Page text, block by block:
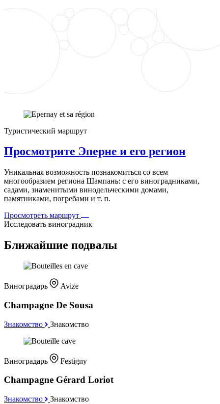
Туристический маршрут
Просмотрите Эперне и его регион
Уникальная возможность познакомиться со всем
многообразием региона Шампань: с его виноградниками,
садами, знаменитыми винодельческими домами,
памятниками, погребами и т. п.
Просмотреть маршрут
Исследовать виноградник
Ближайшие подвалы
Виноградарь Avize
Champagne De Sousa
Знакомство Знакомство
Виноградарь Festigny
Champagne Gérard Loriot
Знакомство Знакомство